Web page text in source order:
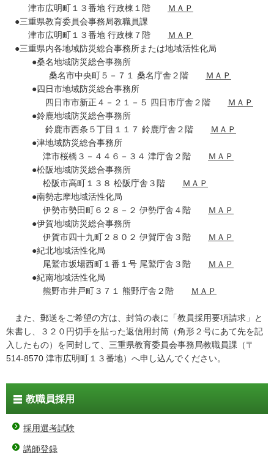
津市広明町１３番地 行政棟１階
ＭＡＰ
●三重県教育委員会事務局教職員課
津市広明町１３番地 行政棟７階
ＭＡＰ
●三重県内各地域防災総合事務所または地域活性化局
●桑名地域防災総合事務所
桑名市中央町５－７１ 桑名庁舎２階
ＭＡＰ
●四日市地域防災総合事務所
四日市市新正４－２１－５ 四日市庁舎２階
ＭＡＰ
●鈴鹿地域防災総合事務所
鈴鹿市西条５丁目１１７ 鈴鹿庁舎２階
ＭＡＰ
●津地域防災総合事務所
津市桜橋３－４４６－３４ 津庁舎２階
ＭＡＰ
●松阪地域防災総合事務所
松阪市高町１３８ 松阪庁舎３階
ＭＡＰ
●南勢志摩地域活性化局
伊勢市勢田町６２８－２ 伊勢庁舎４階
ＭＡＰ
●伊賀地域防災総合事務所
伊賀市四十九町２８０２ 伊賀庁舎３階
ＭＡＰ
●紀北地域活性化局
尾鷲市坂場西町１番１号 尾鷲庁舎３階
ＭＡＰ
●紀南地域活性化局
熊野市井戸町３７１ 熊野庁舎２階
ＭＡＰ
また、郵送をご希望の方は、封筒の表に「教員採用要項請求」と
朱書し、３２０円切手を貼った返信用封筒（角形２号にあて先を記
入したもの）を同封して、三重県教育委員会事務局教職員課（〒
514-8570 津市広明町１３番地）へ申し込んでください。
教職員採用
採用選考試験
講師登録